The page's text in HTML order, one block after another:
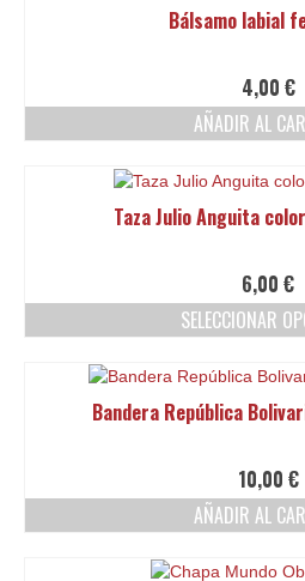
la
Bálsamo labial
4,00 €
AÑADIR AL
Taza Julio Anguita
6,00 €
SELECCIONAR
Las
se
elegir
Bandera República
10,00 €
AÑADIR AL